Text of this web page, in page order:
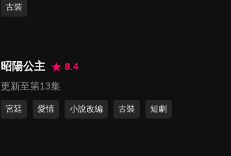
第11集
古裝
昭陽公主
8.4
更新至第13集
宮廷 愛情 小說改編 古裝 短劇